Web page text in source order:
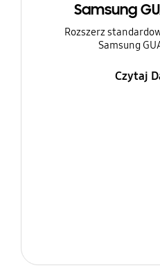
Samsung
Rozszerz
Samsung
Czytaj